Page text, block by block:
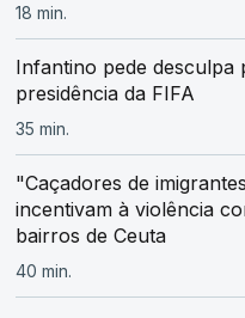
18 min.
Infantino pede
presidência da FIFA
35 min.
"Caçadores de
incentivam à violência
bairros de Ceuta
40 min.